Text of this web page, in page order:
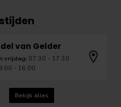
van Gelder
vrijdag: 07:30 - 17:30
- 16:00
Bekijk alles